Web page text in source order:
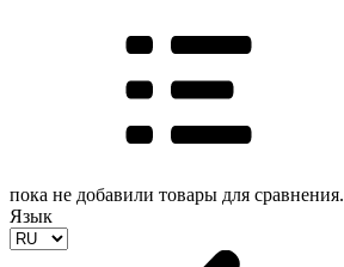
пока не добавили товары для сравнения.
Язык